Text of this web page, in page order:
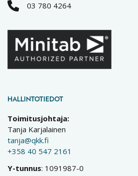
03 780 4264
HALLINTOTIEDOT
Toimitusjohtaja:
Tanja Karjalainen
tanja@qkk.fi
+358 40 547 2161
Y-tunnus: 1091987-0